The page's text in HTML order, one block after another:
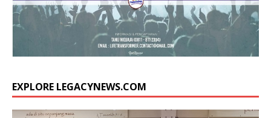
EXPLORE LEGACYNEWS.COM